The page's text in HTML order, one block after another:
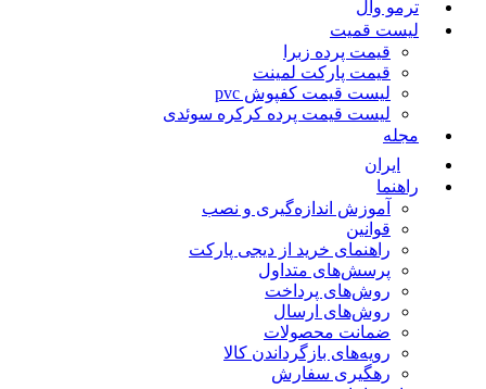
ترمو وال
لیست قمیت
قیمت پرده زبرا
قیمت پارکت لمینت
لیست قیمت کفپوش pvc
لیست قیمت پرده کرکره سوئدی
مجله
ایران
راهنما
آموزش اندازه‌گیری و نصب
قوانین
راهنمای خرید از دیجی پارکت
پرسش‌های متداول
روش‌های پرداخت
روش‌های ارسال
ضمانت محصولات
رویه‌های بازگرداندن کالا
رهگیری سفارش